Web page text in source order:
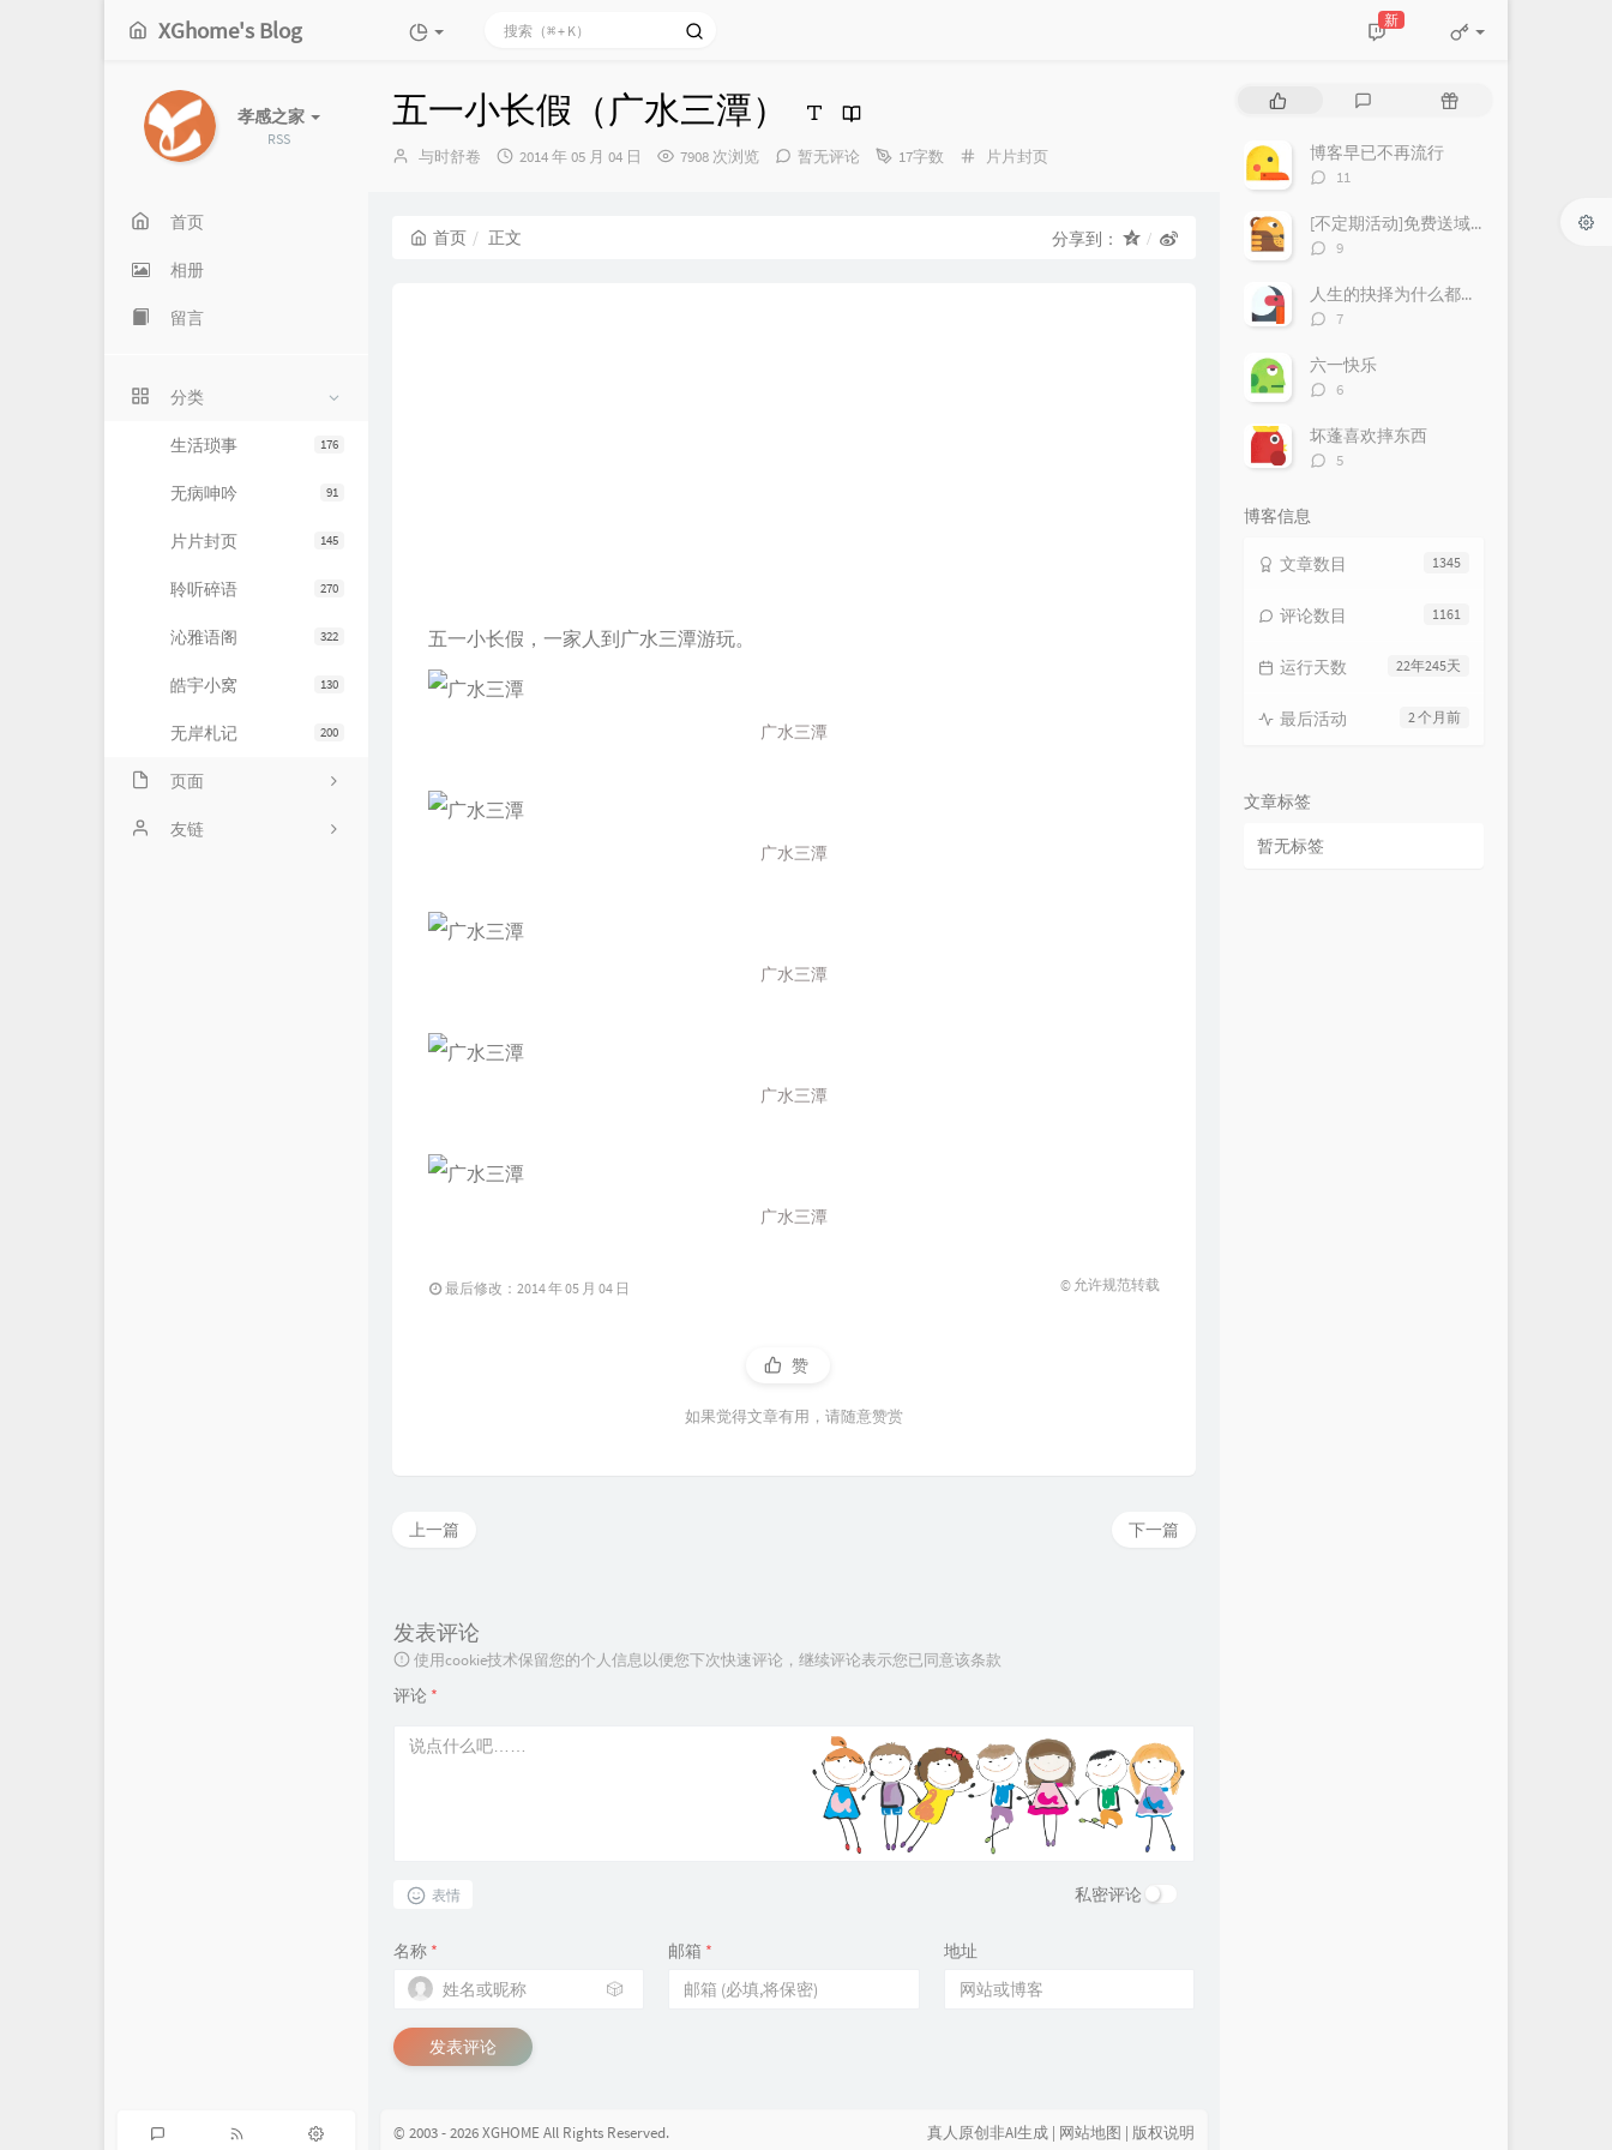
XGhome's Blog 新
孝感之家
RSS
首页
相册
留言
分类
176
生活琐事
91
无病呻吟
145
片片封页
270
聆听碎语
322
沁雅语阁
130
皓宇小窝
200
无岸札记
页面
友情链接
友链
五一小长假（广水三潭）
博
与时舒卷
发
2014 年 05 月 04 日 7908 次浏览 暂无评论 17字数
分
片片封页
首页 正文 分享到：
五一小长假，一家人到广水三潭游玩。
广水三潭
广水三潭
广水三潭
广水三潭
广水三潭
最后修改：2014 年 05 月 04 日 © 允许规范转载
赞
如果觉得文章有用，请随意赞赏
下一篇
上一篇
发表评论
使用cookie技术保留您的个人信息以便您下次快速评论，继续评论表示您已同意该条款
评论 *
表情 私密评论
名称 *
🎲
邮箱 * 地址
发表评论
章
评
随
博客早已不再流行
评
数：
11
[不定期活动]免费送域名或空间
评
数：
9
人生的抉择为什么都这么让人无奈？
评
数：
7
六一快乐
评
数：
6
坏蓬喜欢摔东西
评
5
博客信息
1345
文章数目
1161
评论数目
22年245天
运行天数
2 个月前
最后活动
文章标签
暂无标签
真人原创非AI生成 | 网站地图 | 版权说明
© 2003 - 2026 XGHOME All Rights Reserved.